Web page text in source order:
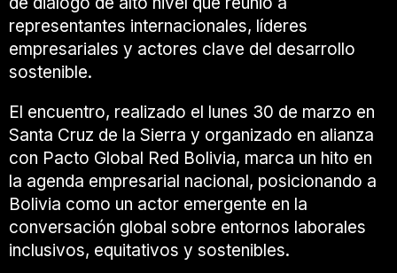
representantes internacionales, líderes
empresariales y actores clave del desarrollo
sostenible.
El encuentro, realizado el lunes 30 de marzo en
Santa Cruz de la Sierra y organizado en alianza
con Pacto Global Red Bolivia, marca un hito en
la agenda empresarial nacional, posicionando a
Bolivia como un actor emergente en la
conversación global sobre entornos laborales
inclusivos, equitativos y sostenibles.